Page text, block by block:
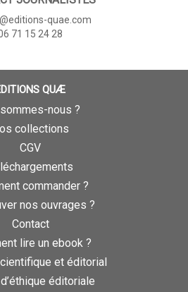
quae.com
71 15 24 28
QUÆ
nous ?
collections
CGV
commander ?
nos ouvrages ?
Contact
lire un ebook ?
et éditorial
éditoriale